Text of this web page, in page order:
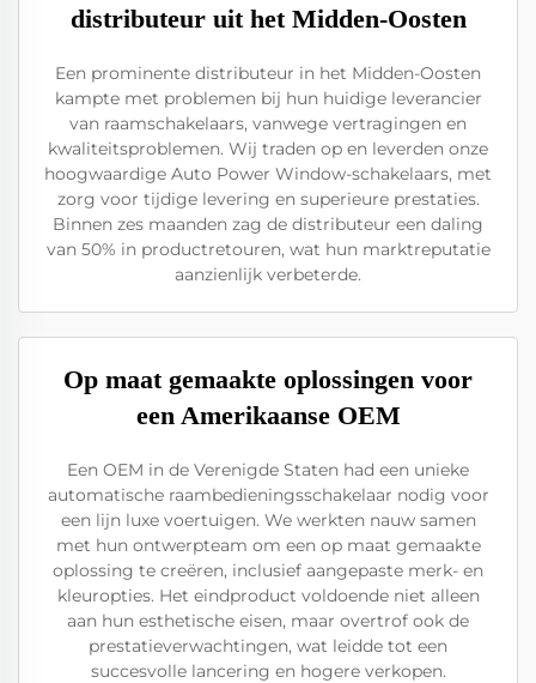
distributeur uit het Midden-Oosten
Een prominente distributeur in het Midden-Oosten
kampte met problemen bij hun huidige leverancier
van raamschakelaars, vanwege vertragingen en
kwaliteitsproblemen. Wij traden op en leverden onze
hoogwaardige Auto Power Window-schakelaars, met
zorg voor tijdige levering en superieure prestaties.
Binnen zes maanden zag de distributeur een daling
van 50% in productretouren, wat hun marktreputatie
aanzienlijk verbeterde.
Op maat gemaakte oplossingen voor
een Amerikaanse OEM
Een OEM in de Verenigde Staten had een unieke
automatische raambedieningsschakelaar nodig voor
een lijn luxe voertuigen. We werkten nauw samen
met hun ontwerpteam om een op maat gemaakte
oplossing te creëren, inclusief aangepaste merk- en
kleuropties. Het eindproduct voldoende niet alleen
aan hun esthetische eisen, maar overtrof ook de
prestatieverwachtingen, wat leidde tot een
succesvolle lancering en hogere verkopen.